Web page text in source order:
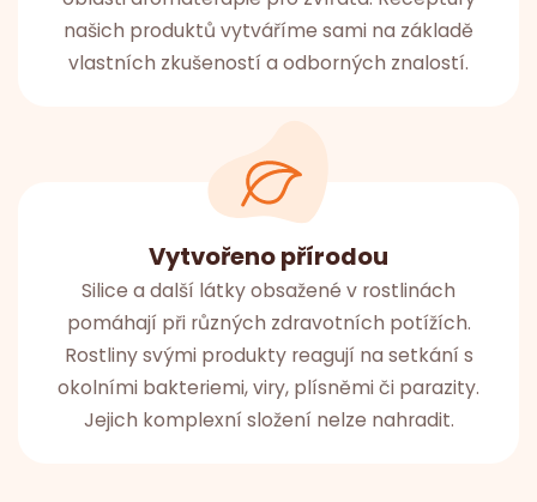
našich produktů vytváříme sami na základě
vlastních zkušeností a odborných znalostí.
Vytvořeno přírodou
Silice a další látky obsažené v rostlinách
pomáhají při různých zdravotních potížích.
Rostliny svými produkty reagují na setkání s
okolními bakteriemi, viry, plísněmi či parazity.
Jejich komplexní složení nelze nahradit.